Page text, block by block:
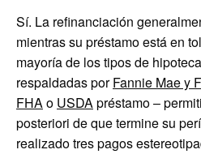
Sí. La refinanciación
mientras su préstamo está en
mayoría de los tipos de
respaldadas porFannie Mae y
FHAo USDApréstamo –
posteriori de que termine su
realizado tres pagos